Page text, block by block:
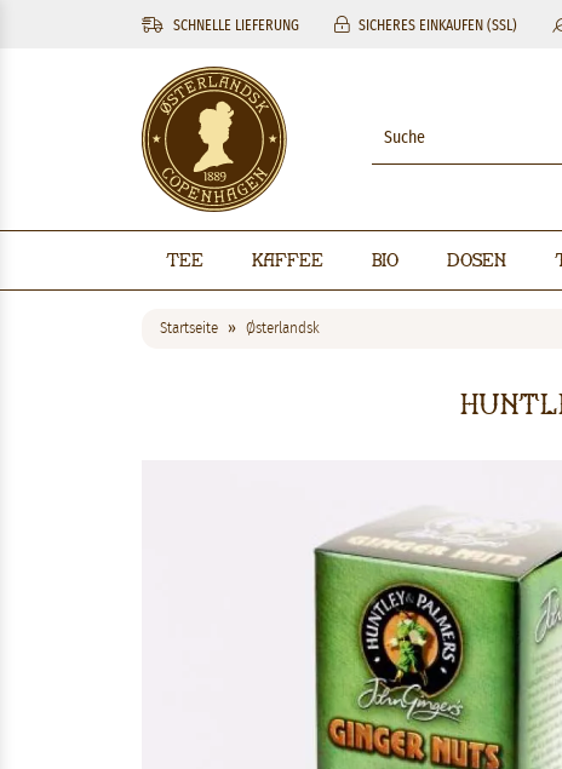
SCHNELLE LIEFERUNG SICHERES EINKAUFEN (SSL)
Tee Kaffee BIO Dosen
Startseite Østerlandsk